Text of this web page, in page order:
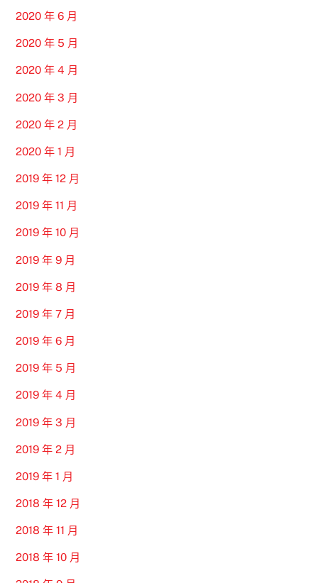
2020 年 6 月
2020 年 5 月
2020 年 4 月
2020 年 3 月
2020 年 2 月
2020 年 1 月
2019 年 12 月
2019 年 11 月
2019 年 10 月
2019 年 9 月
2019 年 8 月
2019 年 7 月
2019 年 6 月
2019 年 5 月
2019 年 4 月
2019 年 3 月
2019 年 2 月
2019 年 1 月
2018 年 12 月
2018 年 11 月
2018 年 10 月